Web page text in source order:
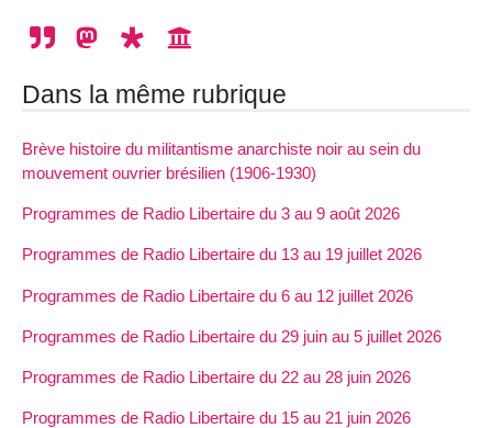
Dans la même rubrique
Brève histoire du militantisme anarchiste noir au sein du
mouvement ouvrier brésilien (1906-1930)
Programmes de Radio Libertaire du 3 au 9 août 2026
Programmes de Radio Libertaire du 13 au 19 juillet 2026
Programmes de Radio Libertaire du 6 au 12 juillet 2026
Programmes de Radio Libertaire du 29 juin au 5 juillet 2026
Programmes de Radio Libertaire du 22 au 28 juin 2026
Programmes de Radio Libertaire du 15 au 21 juin 2026